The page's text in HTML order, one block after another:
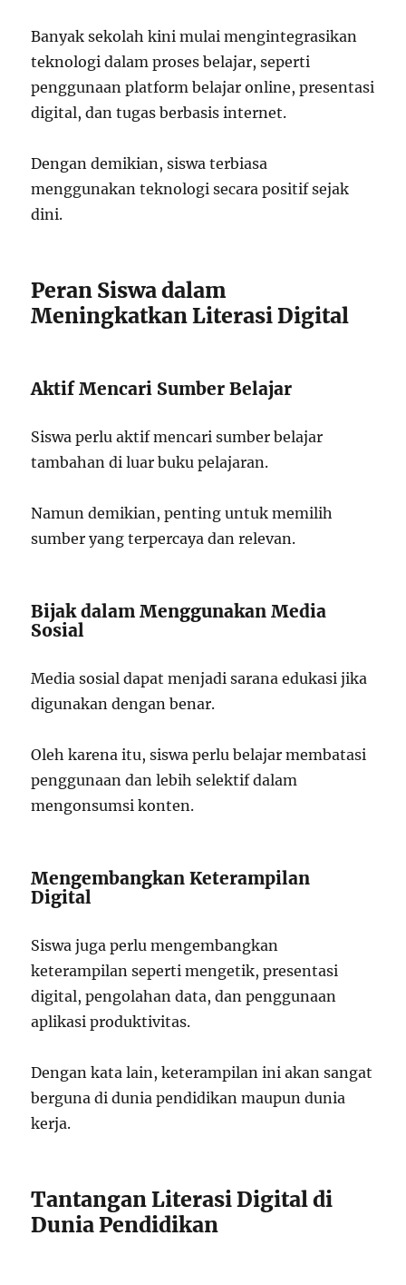
Banyak sekolah kini mulai mengintegrasikan
teknologi dalam proses belajar, seperti
penggunaan platform belajar online, presentasi
digital, dan tugas berbasis internet.
Dengan demikian, siswa terbiasa
menggunakan teknologi secara positif sejak
dini.
Peran Siswa dalam
Meningkatkan Literasi Digital
Aktif Mencari Sumber Belajar
Siswa perlu aktif mencari sumber belajar
tambahan di luar buku pelajaran.
Namun demikian, penting untuk memilih
sumber yang terpercaya dan relevan.
Bijak dalam Menggunakan Media
Sosial
Media sosial dapat menjadi sarana edukasi jika
digunakan dengan benar.
Oleh karena itu, siswa perlu belajar membatasi
penggunaan dan lebih selektif dalam
mengonsumsi konten.
Mengembangkan Keterampilan
Digital
Siswa juga perlu mengembangkan
keterampilan seperti mengetik, presentasi
digital, pengolahan data, dan penggunaan
aplikasi produktivitas.
Dengan kata lain, keterampilan ini akan sangat
berguna di dunia pendidikan maupun dunia
kerja.
Tantangan Literasi Digital di
Dunia Pendidikan